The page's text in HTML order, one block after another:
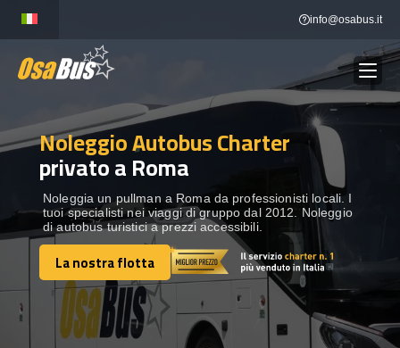
content
info@osabus.it
NOLEGGIO AUTOBUS Show dropdown
DESTINAZIONI Show dropdown
FLOTTA
METTITI IN CONTATTO
METTITI IN CONTATTO
Noleggio Autobus Charter
privato a Roma
Noleggia un pullman a Roma da professionisti locali. I
tuoi specialisti nei viaggi di gruppo dal 2012. Noleggio
di autobus turistici a prezzi accessibili.
La nostra flotta
La nostra flotta